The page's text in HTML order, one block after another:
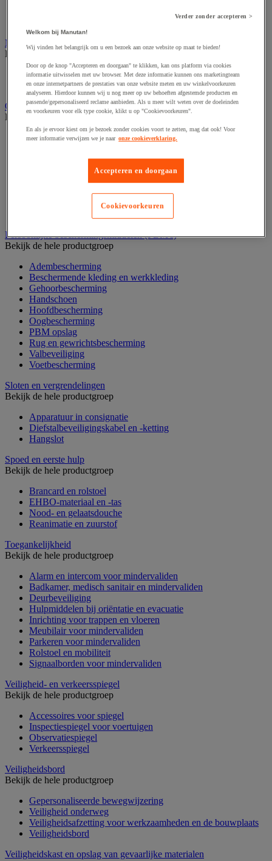
Medische hulpmiddelen en oefentherapie
Bekijk de hele productgroep
Elektrostimulatie en echografie
Revalidatie
Opvangbak en opvangmaterieel
Bekijk de hele productgroep
Aftapsteun voor vaten
Gasflessenopslag
Laboratoriumlade
Mobiele opvangbak
Persoonlijke beschermingsmiddelen (PBM's)
Bekijk de hele productgroep
Adembescherming
Beschermende kleding en werkkleding
Gehoorbescherming
Handschoen
Hoofdbescherming
Oogbescherming
PBM opslag
Rug en gewrichtsbescherming
Valbeveiliging
Voetbescherming
Sloten en vergrendelingen
Bekijk de hele productgroep
Apparatuur in consignatie
Diefstalbeveiligingskabel en -ketting
Hangslot
Spoed en eerste hulp
Bekijk de hele productgroep
Brancard en rolstoel
EHBO-materiaal en -tas
Nood- en gelaatsdouche
Reanimatie en zuurstof
Toegankelijkheid
Bekijk de hele productgroep
Alarm en intercom voor mindervaliden
Badkamer, medisch sanitair en mindervaliden
Deurbeveiliging
Hulpmiddelen bij oriëntatie en evacuatie
Inrichting voor trappen en vloeren
Meubilair voor mindervaliden
Parkeren voor mindervaliden
Rolstoel en mobiliteit
Signaalborden voor mindervaliden
Veiligheid- en verkeersspiegel
Bekijk de hele productgroep
Accessoires voor spiegel
Inspectiespiegel voor voertuigen
Observatiespiegel
Verkeersspiegel
Veiligheidsbord
Bekijk de hele productgroep
Gepersonaliseerde bewegwijzering
Veiligheid onderweg
Veiligheidsafzetting voor werkzaamheden en de bouwplaats
Veiligheidsbord
Veiligheidskast en opslag van gevaarlijke materialen
Verder zonder accepteren >
Welkom bij Manutan!
Wij vinden het belangrijk om u een bezoek aan onze website op maat te bieden!
Door op de knop "Accepteren en doorgaan" te klikken, kan ons platform via cookies
informatie uitwisselen met uw browser. Met deze informatie kunnen ons marketingteam
en onze internetpartners de prestaties van onze website meten en uw winkelvoorkeuren
analyseren. Hierdoor kunnen wij u nog meer op uw behoeften afgestemde producten en
passende/gepersonaliseerd reclame aanbieden. Als u meer wilt weten over de doeleinden
en voorkeuren voor elk type cookie, klikt u op "Cookievoorkeuren".
En als je ervoor kiest om je bezoek zonder cookies voort te zetten, mag dat ook! Voor
meer informatie verwijzen we je naar onze cookieverklaring.
Accepteren en doorgaan
Cookievoorkeuren